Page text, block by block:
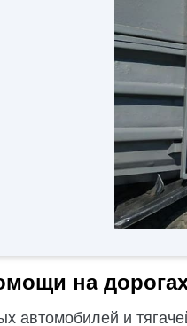
на
автомобилей и